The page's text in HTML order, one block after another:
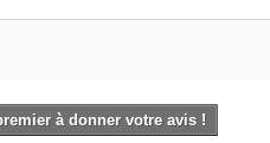
à donner votre avis !